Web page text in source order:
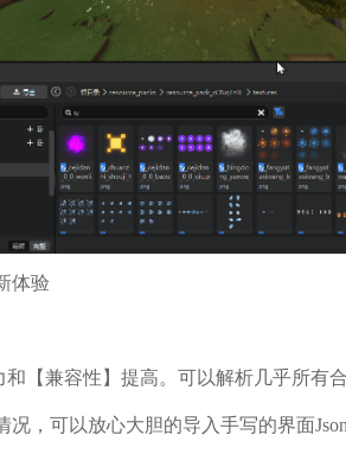
体验
和【兼容性】提高。可以解析几乎所有
，可以放心大胆的导入手写的界面